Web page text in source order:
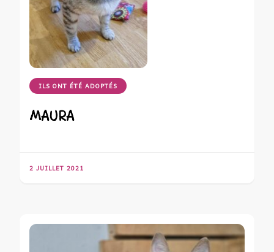
ILS ONT ÉTÉ ADOPTÉS
MAURA
2 JUILLET 2021